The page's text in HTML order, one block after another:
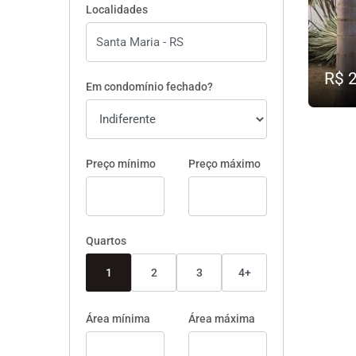
Localidades
Em condomínio fechado?
Preço mínimo Preço máximo
Quartos
1 2 3 4+
Área mínima Área máxima
R$